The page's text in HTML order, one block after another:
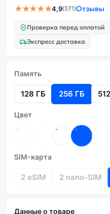
★★★★★4,9(371)Отзывы
Проверка перед оплатой
Экспресс доставка
Память
128 ГБ 256 ГБ
Цвет
SIM-карта
2 eSIM 2 nano-SIM
Данные о товаре